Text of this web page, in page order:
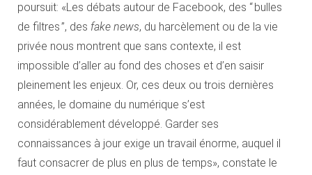
poursuit: «Les débats autour de Facebook, des “ bulles
de filtres ”, des fake news, du harcèlement ou de la vie
privée nous montrent que sans contexte, il est
impossible d’aller au fond des choses et d’en saisir
pleinement les enjeux. Or, ces deux ou trois dernières
années, le domaine du numérique s’est
considérablement développé. Garder ses
connaissances à jour exige un travail énorme, auquel il
faut consacrer de plus en plus de temps», constate le